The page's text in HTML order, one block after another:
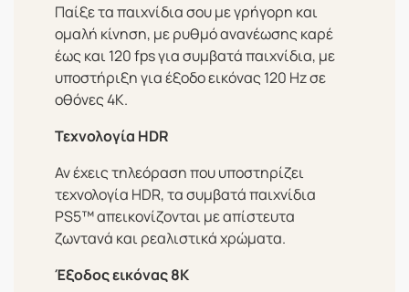
Παίξε τα παιχνίδια σου με γρήγορη και
ομαλή κίνηση, με ρυθμό ανανέωσης καρέ
έως και 120 fps για συμβατά παιχνίδια, με
υποστήριξη για έξοδο εικόνας 120 Hz σε
οθόνες 4K.
Τεχνολογία HDR
Αν έχεις τηλεόραση που υποστηρίζει
τεχνολογία HDR, τα συμβατά παιχνίδια
PS5™ απεικονίζονται με απίστευτα
ζωντανά και ρεαλιστικά χρώματα.
Έξοδος εικόνας 8K